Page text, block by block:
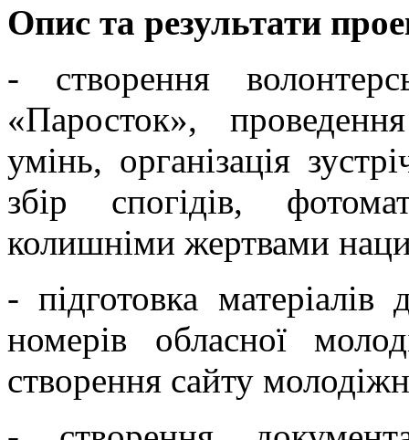
Опис та результати
- створення
«Паросток»,
умінь, організація
збір спогідів,
колишніми жертвами
- підготовка
номерів обласної
створення сайту